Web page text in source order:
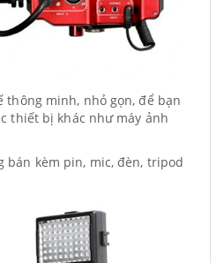
thông minh, nhỏ gọn, để bạn
thiết bị khác như máy ảnh
bán kèm pin, mic, đèn, tripod